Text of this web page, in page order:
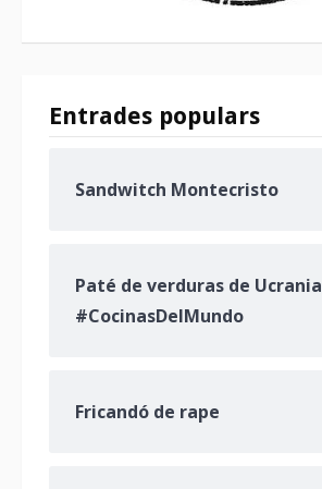
Entrades populars
Sandwitch Montecristo
Paté de verduras de Ucrania
#CocinasDelMundo
Fricandó de rape